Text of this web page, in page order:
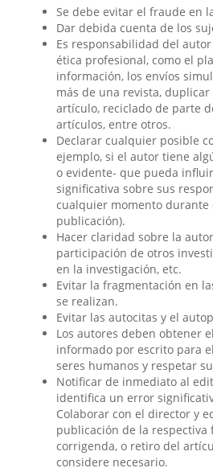
Se debe evitar el fraude en
Dar debida cuenta de los
Es responsabilidad del
ética profesional, como el
información, los envíos
más de una revista,
artículo, reciclado de parte
artículos, entre otros.
Declarar cualquier posible
ejemplo, si el autor tiene
o evidente- que pueda
significativa sobre sus
cualquier momento durante
publicación).
Hacer claridad sobre la
participación de otros
en la investigación, etc.
Evitar la fragmentación en
se realizan.
Evitar las autocitas y el
Los autores deben obtener
informado por escrito para
seres humanos y respetar
Notificar de inmediato al
identifica un error
Colaborar con el director y
publicación de la respectiva
corrigenda, o retiro del
considere necesario.